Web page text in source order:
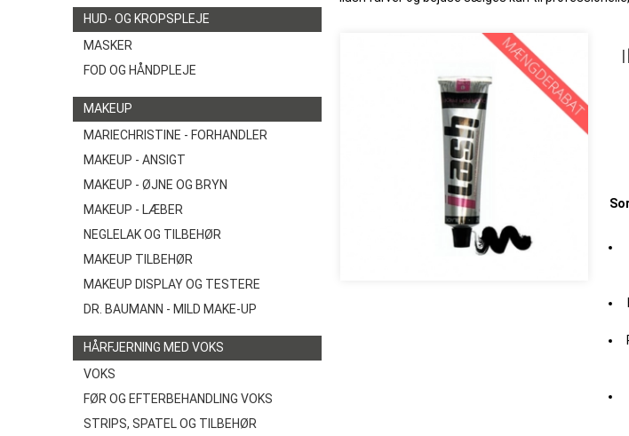
HUD- OG KROPSPLEJE
MASKER
FOD OG HÅNDPLEJE
MAKEUP
MARIECHRISTINE - FORHANDLER
MAKEUP - ANSIGT
MAKEUP - ØJNE OG BRYN
MAKEUP - LÆBER
NEGLELAK OG TILBEHØR
MAKEUP TILBEHØR
MAKEUP DISPLAY OG TESTERE
DR. BAUMANN - MILD MAKE-UP
HÅRFJERNING MED VOKS
VOKS
FØR OG EFTERBEHANDLING VOKS
STRIPS, SPATEL OG TILBEHØR